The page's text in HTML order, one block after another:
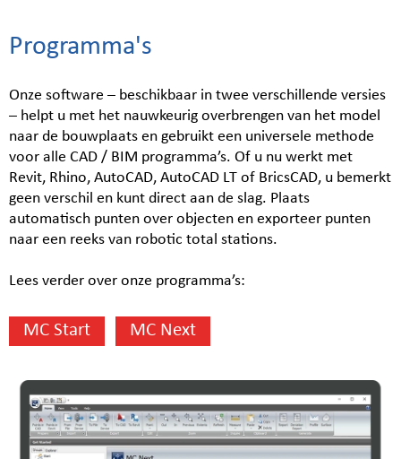
Programma's
Onze software – beschikbaar in twee verschillende versies
– helpt u met het nauwkeurig overbrengen van het model
naar de bouwplaats en gebruikt een universele methode
voor alle CAD / BIM programma’s. Of u nu werkt met
Revit, Rhino, AutoCAD, AutoCAD LT of BricsCAD, u bemerkt
geen verschil en kunt direct aan de slag. Plaats
automatisch punten over objecten en exporteer punten
naar een reeks van robotic total stations.
Lees verder over onze programma’s:
MC Start MC Next